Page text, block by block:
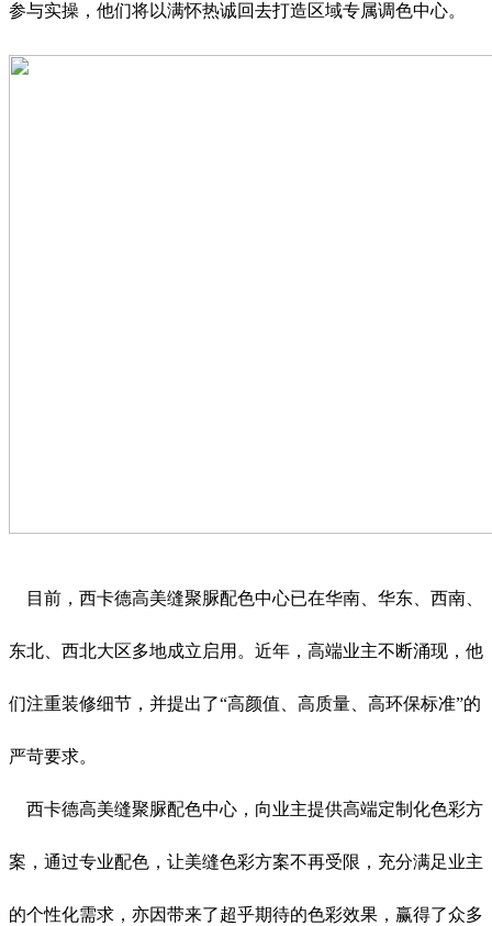
参与实操，他们将以满怀热诚回去打造区域专属调色中心。
目前，西卡德高美缝聚脲配色中心已在华南、华东、西南、
东北、西北大区多地成立启用。近年，高端业主不断涌现，他
们注重装修细节，并提出了“高颜值、高质量、高环保标准”的
严苛要求。
西卡德高美缝聚脲配色中心，向业主提供高端定制化色彩方
案，通过专业配色，让美缝色彩方案不再受限，充分满足业主
的个性化需求，亦因带来了超乎期待的色彩效果，赢得了众多